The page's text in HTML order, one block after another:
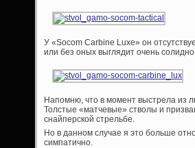
У «Socom Carbine Luxe» он
или без оных выглядит очень
Напомню, что в момент выстрела из
Толстые «матчевые» стволы и
снайперской стрельбе.
Но в данном случае я это больше
симпатично.